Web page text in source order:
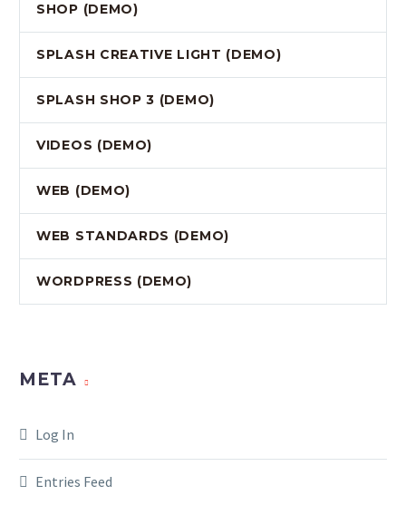
SHOP (DEMO)
SPLASH CREATIVE LIGHT (DEMO)
SPLASH SHOP 3 (DEMO)
VIDEOS (DEMO)
WEB (DEMO)
WEB STANDARDS (DEMO)
WORDPRESS (DEMO)
META
Log In
Entries Feed